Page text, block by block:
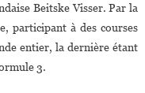
Beitske Visser. Par la
participant à des courses
entier, la dernière étant
3.